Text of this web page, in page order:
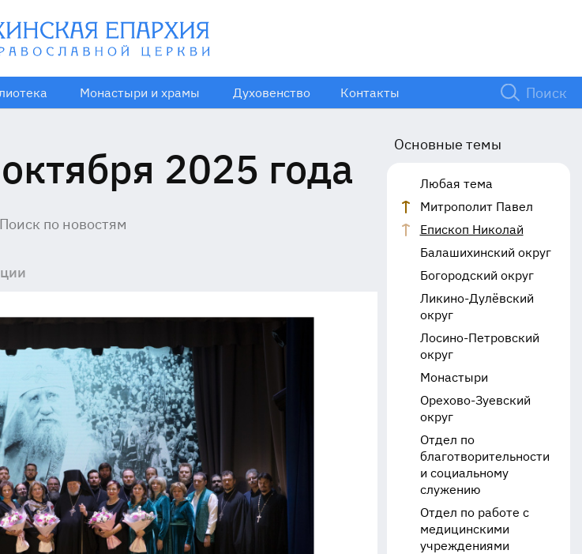
Монастыри и храмы Духовенство Контакты
2025 года Основные темы
Любая тема
Митрополит Павел
Епископ Николай
Балашихинский округ
Богородский округ
Ликино-Дулёвский
округ
Лосино-Петровский
округ
Монастыри
Орехово-Зуевский
округ
Отдел по
благотворительности
и социальному
служению
Отдел по работе с
медицинскими
учреждениями